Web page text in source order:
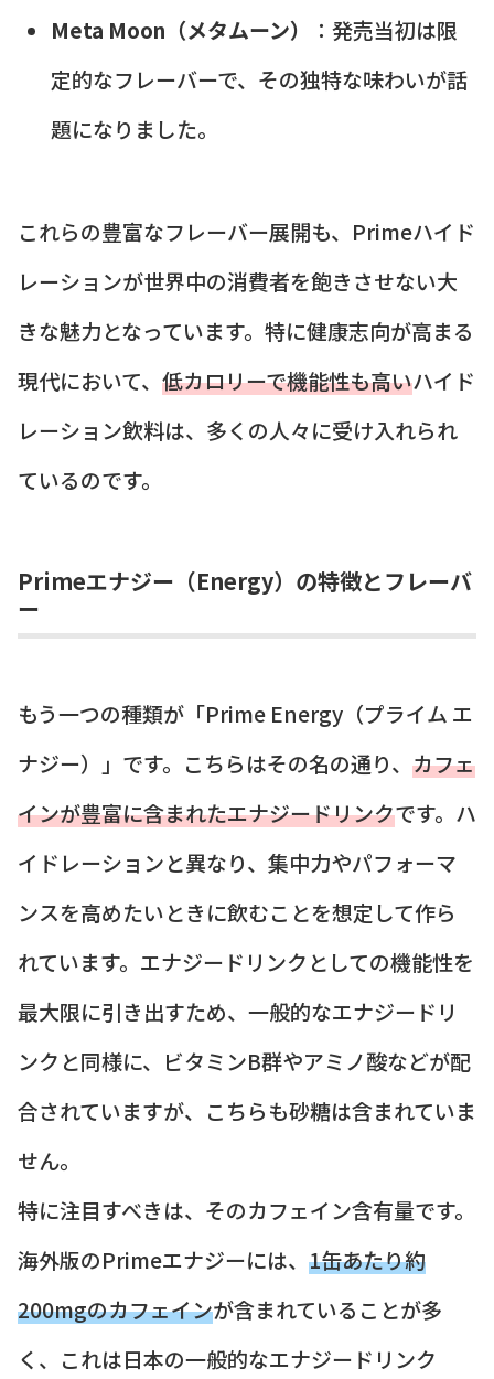
Meta Moon（メタムーン）
：発売当初は限
定的なフレーバーで、その独特な味わいが話
題になりました。
これらの豊富なフレーバー展開も、Primeハイド
レーションが世界中の消費者を飽きさせない大
きな魅力となっています。特に健康志向が高まる
現代において、 低カロリーで機能性も高いハイド
レーション飲料は、多くの人々に受け入れられ
ているのです。
Primeエナジー（Energy）の特徴とフレーバ
ー
もう一つの種類が「Prime Energy（プライム エ
ナジー）」です。こちらはその名の通り、 カフェ
インが豊富に含まれたエナジードリンクです。ハ
イドレーションと異なり、集中力やパフォーマ
ンスを高めたいときに飲むことを想定して作ら
れています。エナジードリンクとしての機能性を
最大限に引き出すため、一般的なエナジードリ
ンクと同様に、ビタミンB群やアミノ酸などが配
合されていますが、こちらも砂糖は含まれていま
せん。
特に注目すべきは、そのカフェイン含有量です。
海外版のPrimeエナジーには、 1缶あたり約
200mgのカフェインが含まれていることが多
く、これは日本の一般的なエナジードリンク